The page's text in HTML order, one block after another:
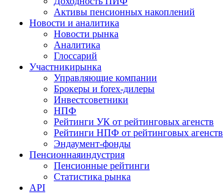
Активы пенсионных накоплений
Новости и аналитика
Новости рынка
Аналитика
Глоссарий
Участникирынка
Управляющие компании
Брокеры и forex-дилеры
Инвестсоветники
НПФ
Рейтинги УК от рейтинговых агенств
Рейтинги НПФ от рейтинговых агенств
Эндаумент-фонды
Пенсионнаяиндустрия
Пенсионные рейтинги
Статистика рынка
API